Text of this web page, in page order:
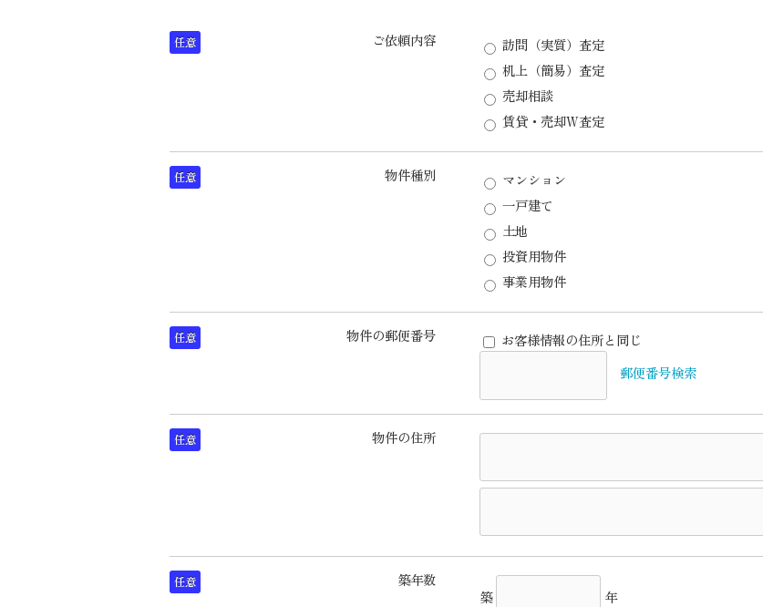
任意 ご依頼内容
訪問（実質）査定
机上（簡易）査定
売却相談
賃貸・売却W査定
任意 物件種別
マンション
一戸建て
土地
投資用物件
事業用物件
任意 物件の郵便番号
お客様情報の住所と同じ
郵便番号検索
任意 物件の住所
任意
築年数
築
年